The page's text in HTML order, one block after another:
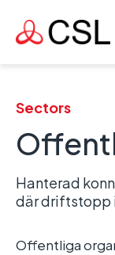
Sectors
Hanterad
där driftstopp
Offentliga